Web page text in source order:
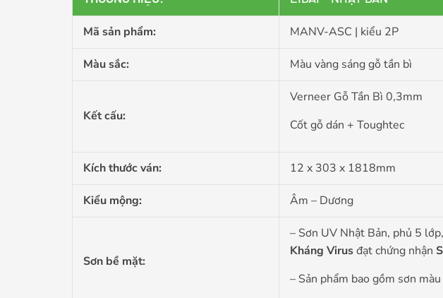
Mã sản phẩm: MANV-ASC | kiểu 2P
Màu sắc: Màu vàng sáng gỗ tần bì
Kết cấu:
Verneer Gỗ Tần Bì 0,3mm
Cốt gỗ dán + Toughtec
Kích thước ván: 12 x 303 x 1818mm
Kiểu mộng: Âm – Dương
Sơn bề mặt:
– Sơn UV Nhật Bản, phủ 5
Kháng Virusđạt chứng nhận
– Sản phẩm bao gồm sơn